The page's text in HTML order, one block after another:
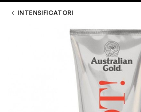
INTENSIFICATORI